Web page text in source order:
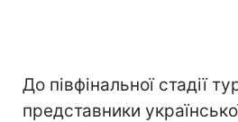
До півфінальної стадії
представники